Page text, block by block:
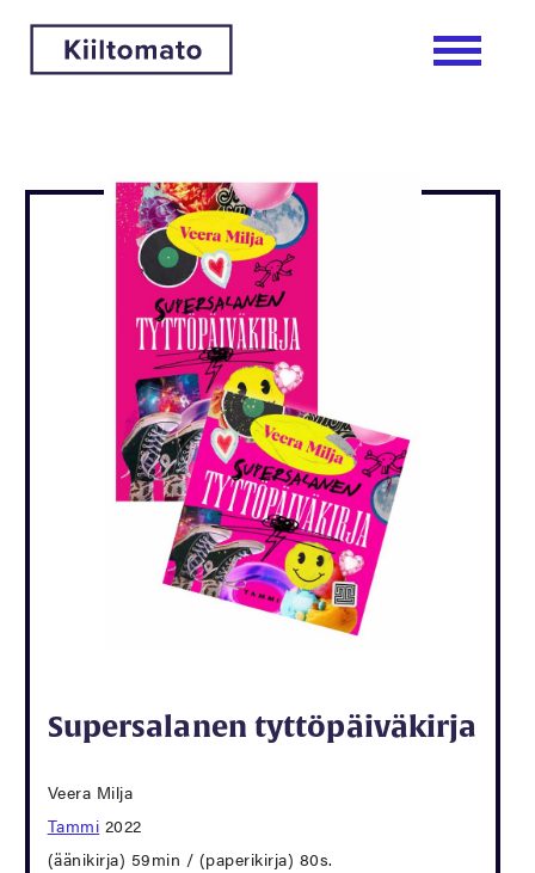
Supersalanen tyttöpäiväkirja
Veera Milja
Tammi 2022
(äänikirja) 59min / (paperikirja) 80s.